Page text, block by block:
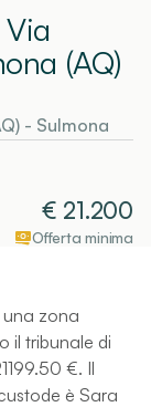
(AQ)
- Sulmona
€ 21.200
Offerta minima
una zona
il tribunale di
€. Il
è Sara